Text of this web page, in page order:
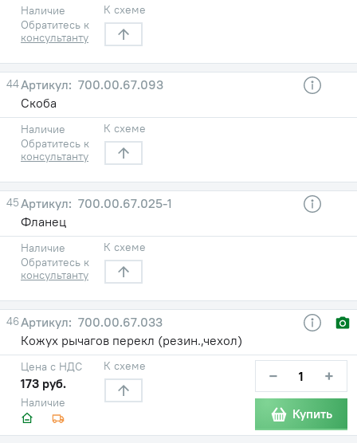
Наличие
Обратитесь к
консультанту
К схеме
44
700.00.67.093
Скоба
Наличие
Обратитесь к
консультанту
К схеме
45
700.00.67.025-1
Фланец
Наличие
Обратитесь к
консультанту
К схеме
46
700.00.67.033
Кожух рычагов перекл (резин.,чехол)
Наличие
Цена с НДС
173 руб.
К схеме − +
Купить